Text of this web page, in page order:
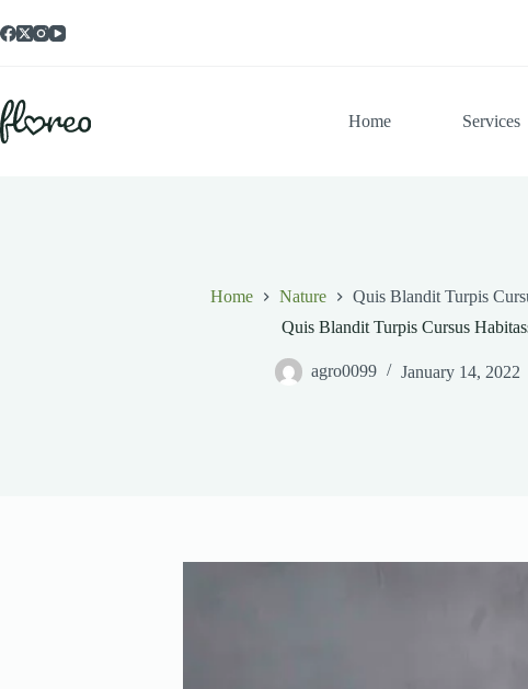
to
content
Home Services
Home Nature
Quis Blandit Turpis
Quis Blandit Turpis Cursus
agro0099 January 14, 2022